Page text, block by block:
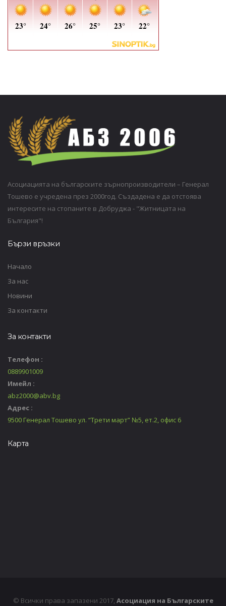
Асоциацията на българските зърнопроизводители – Генерал
Тошево е учредена през 2000год. Създадена е да отстоява
интересите на стопаните в Добруджа - "Житницата на
България"!
Бързи връзки
Начало
За нас
Новини
За контакти
За контакти
Телефон :
0889901009
Имейл :
abz2000@abv.bg
Адрес :
9500 Генерал Тошево ул. “Трети март” №5, ет.2, офис 6
Карта
© Всички права запазени 2017, Асоциация на Българските